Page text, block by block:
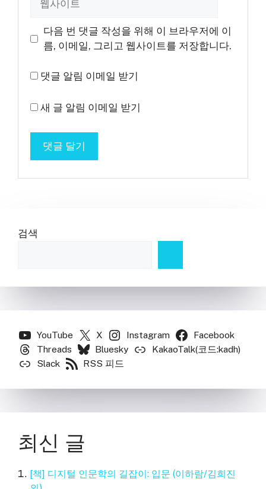
트
다음 번 댓글 작성을 위해 이 브라우저에 이
름, 이메일, 그리고 웹사이트를 저장합니다.
댓글 알림 이메일 받기
새 글 알림 이메일 받기
검색
YouTube X Instagram
Facebook
Threads
Bluesky
KakaoTalk(코드:kadh)
Slack
RSS 피드
최신 글
[책] 디지털 인문학의 길잡이: 입문 (이하람/김희진